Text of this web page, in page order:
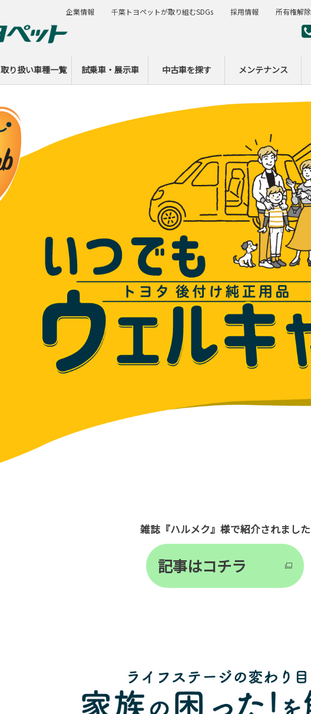
取り扱い車種一覧 試乗車・展示車 中古車を探す メンテナンス
企業情報 千葉トヨペットが取り組むSDGs 採用情報 所有権解除
雑誌『ハルメク』様で紹介されました
記事はコチラ